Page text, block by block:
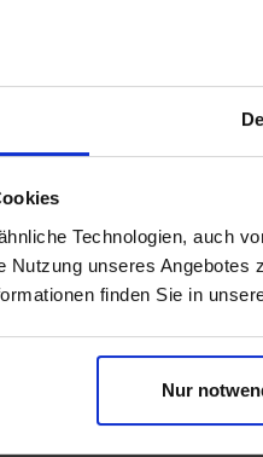
Technologien, auch
Nutzung unseres
finden Sie in
Nur
& Kordel-Stopper)